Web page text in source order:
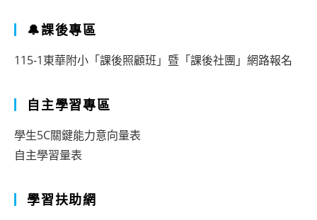
單
公
單
告
🔔課後專區
115-1東華附小「課後照顧班」暨「課後社團」網路報名
自主學習專區
學生5C關鍵能力意向量表
自主學習量表
學習扶助網